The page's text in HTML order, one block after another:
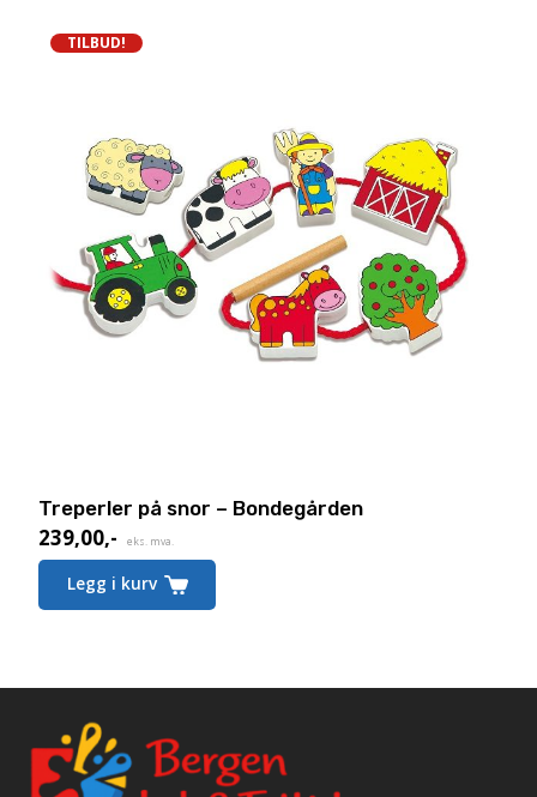
TILBUD!
Treperler på snor – Bondegården
239,00,-
Nåværende
pris
eks. mva.
Legg i kurv